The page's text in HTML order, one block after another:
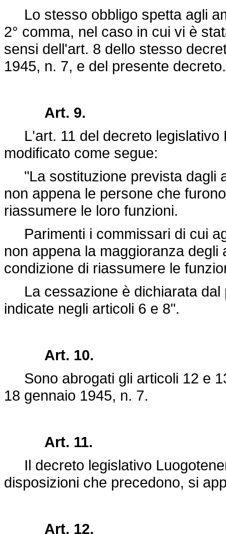
Lo stesso obbligo spetta agli
2° comma, nel caso in cui vi è
sensi dell'art. 8 dello stesso
1945, n. 7, e del presente decreto.
Art. 9.
L'art. 11 del decreto legislativo
modificato come segue:
"La sostituzione prevista dagli
non appena le persone che
riassumere le loro funzioni.
Parimenti i commissari di cui
non appena la maggioranza
condizione di riassumere le
La cessazione è dichiarata dal
indicate negli articoli 6 e 8".
Art. 10.
Sono abrogati gli articoli 12 e
18 gennaio 1945, n. 7.
Art. 11.
Il decreto legislativo
disposizioni che precedono, si
Art. 12.